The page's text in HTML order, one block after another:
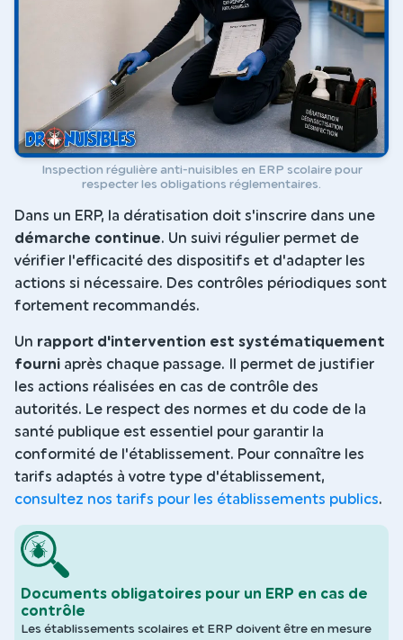
Inspection régulière anti-nuisibles en ERP scolaire pour
respecter les obligations réglementaires.
Dans un ERP, la dératisation doit s'inscrire dans une
démarche continue. Un suivi régulier permet de
vérifier l'efficacité des dispositifs et d'adapter les
actions si nécessaire. Des contrôles périodiques sont
fortement recommandés.
Un rapport d'intervention est systématiquement
fourni après chaque passage. Il permet de justifier
les actions réalisées en cas de contrôle des
autorités. Le respect des normes et du code de la
santé publique est essentiel pour garantir la
conformité de l'établissement. Pour connaître les
tarifs adaptés à votre type d'établissement,
consultez nos tarifs pour les établissements publics.
Documents obligatoires pour un ERP en cas de
contrôle
Les établissements scolaires et ERP doivent être en mesure